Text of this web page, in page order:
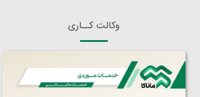
وکالت کــاری